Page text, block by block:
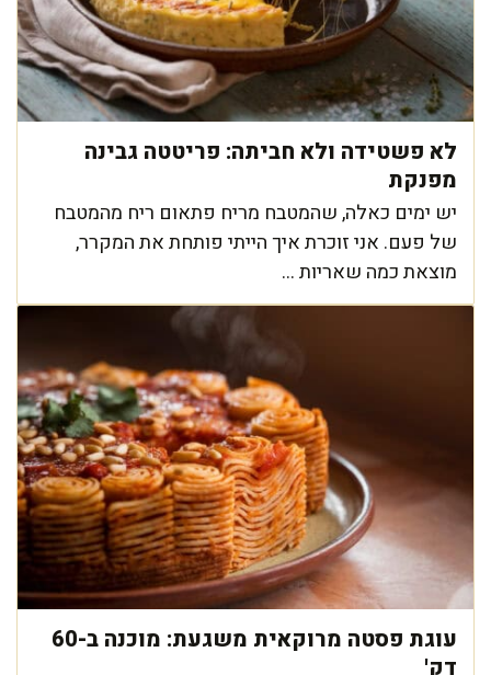
לא פשטידה ולא חביתה: פריטטה גבינה
מפנקת
יש ימים כאלה, שהמטבח מריח פתאום ריח מהמטבח
של פעם. אני זוכרת איך הייתי פותחת את המקרר,
מוצאת כמה שאריות ...
עוגת פסטה מרוקאית משגעת: מוכנה ב-60
דק'